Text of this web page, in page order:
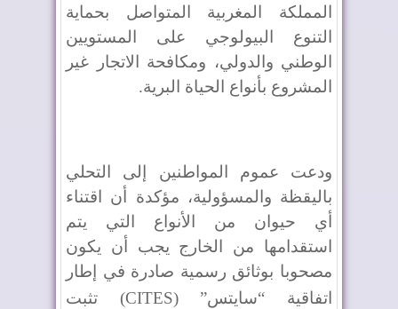
المملكة المغربية المتواصل بحماية
التنوع البيولوجي على المستويين
الوطني والدولي، ومكافحة الاتجار غير
المشروع بأنواع الحياة البرية.
ودعت عموم المواطنين إلى التحلي
باليقظة والمسؤولية، مؤكدة أن اقتناء
أي حيوان من الأنواع التي يتم
استقدامها من الخارج يجب أن يكون
مصحوبا بوثائق رسمية صادرة في إطار
اتفاقية “سایتس” (CITES) تثبت